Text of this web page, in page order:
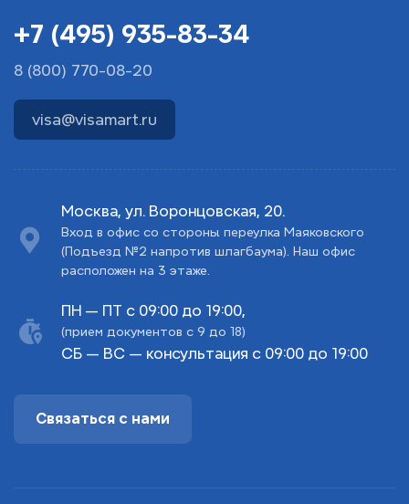
+7 (495) 935-83-34
8 (800) 770-08-20
visa@visamart.ru
Москва, ул. Воронцовская, 20.
Вход в офис со стороны переулка Маяковского
(Подъезд №2 напротив шлагбаума). Наш офис
расположен на 3 этаже.
ПН — ПТ с 09:00 до 19:00,
(прием документов с 9 до 18)
СБ — ВС — консультация с 09:00 до 19:00
Связаться с нами